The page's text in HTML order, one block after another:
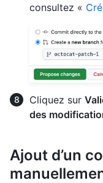
consultez «
Cliquez sur
des
Ajout d’un